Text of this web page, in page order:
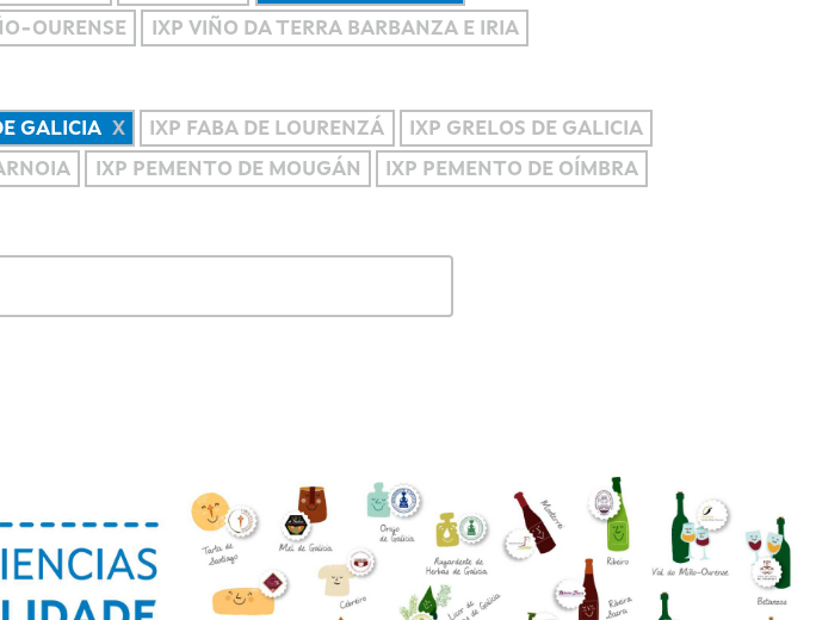
OURENSE
IXP VIÑO DA TERRA BARBANZA E IRIA
GALICIA IXP FABA DE LOURENZÁ
IXP GRELOS DE GALICIA
IXP PEMENTO DE MOUGÁN
IXP PEMENTO DE OÍMBRA